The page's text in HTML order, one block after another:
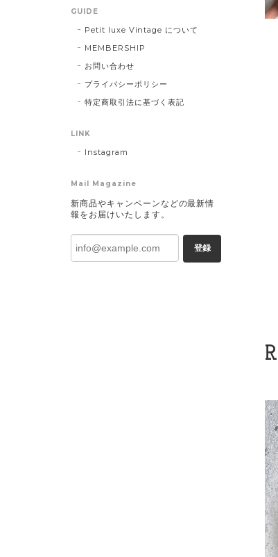
GUIDE
Petit luxe Vintage について
MEMBERSHIP
お問い合わせ
プライバシーポリシー
特定商取引法に基づく表記
LINK
Instagram
Mail Magazine
新商品やキャンペーンなどの最新情
報をお届けいたします。
登録